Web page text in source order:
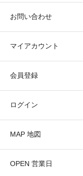
お問い合わせ
マイアカウント
会員登録
ログイン
MAP 地図
OPEN 営業日